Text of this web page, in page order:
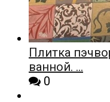
Плитка
ванной. …
0